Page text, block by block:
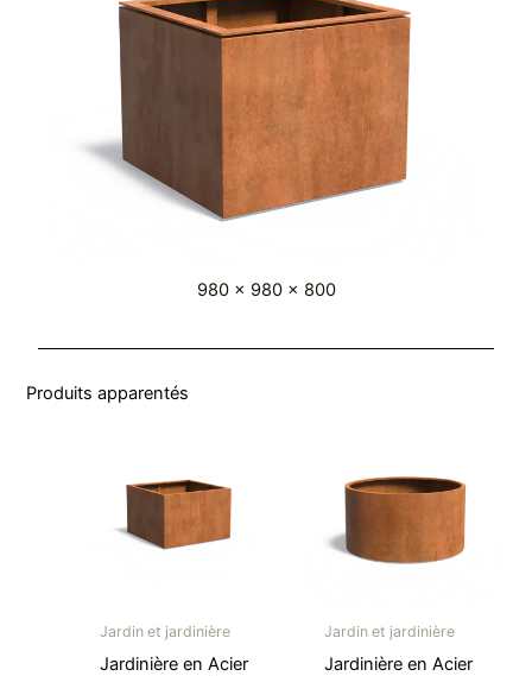
980 x 980 x 800
Produits apparentés
Jardin et jardinière
Jardinière en Acier
Jardin et jardinière
Jardinière en Acier